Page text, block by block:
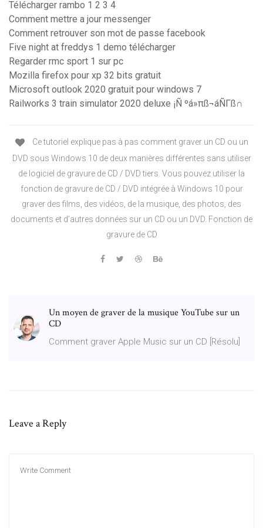
Télécharger rambo 1 2 3 4
Comment mettre a jour messenger
Comment retrouver son mot de passe facebook
Five night at freddys 1 demo télécharger
Regarder rmc sport 1 sur pc
Mozilla firefox pour xp 32 bits gratuit
Microsoft outlook 2020 gratuit pour windows 7
Railworks 3 train simulator 2020 deluxe ¡Ñ ºá»πß¬áÑΓß∩
Ce tutoriel explique pas à pas comment graver un CD ou un
DVD sous Windows 10 de deux manières différentes sans utiliser
de logiciel de gravure de CD / DVD tiers. Vous pouvez utiliser la
fonction de gravure de CD / DVD intégrée à Windows 10 pour
graver des films, des vidéos, de la musique, des photos, des
documents et d’autres données sur un CD ou un DVD. Fonction de
gravure de CD
Un moyen de graver de la musique YouTube sur un
CD
Comment graver Apple Music sur un CD [Résolu]
Leave a Reply